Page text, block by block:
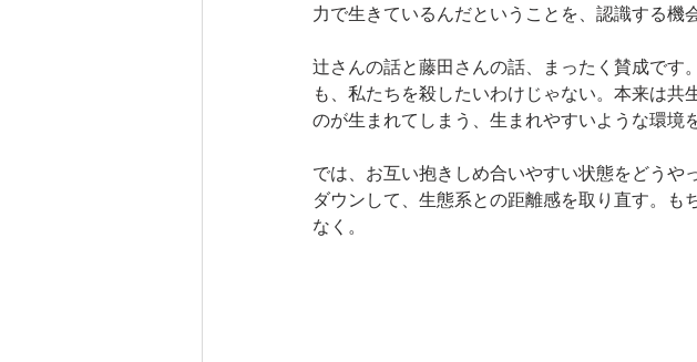
力で生きているんだということを、認識する機
辻さんの話と藤田さんの話、まったく賛成で
も、私たちを殺したいわけじゃない。本来は
のが生まれてしまう、生まれやすいような環境
では、お互い抱きしめ合いやすい状態をどう
ダウンして、生態系との距離感を取り直す。
なく。